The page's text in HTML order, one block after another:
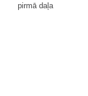
pirmā daļa